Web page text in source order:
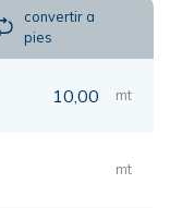
convertir a
pies
10,00 mt
mt